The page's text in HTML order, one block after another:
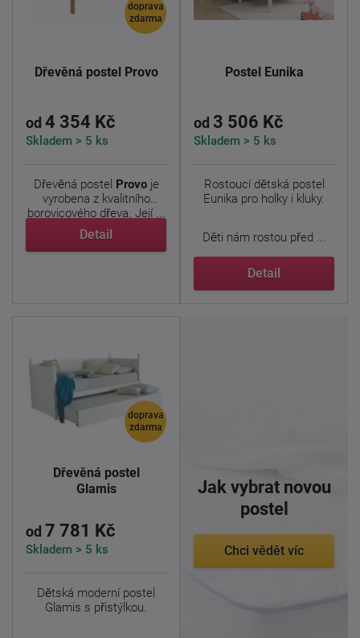
doprava
zdarma
Dřevěná postel Provo
od 4 354 Kč
Skladem > 5 ks
Dřevěná postel Provoje
vyrobena z kvalitního
borovicového dřeva. Její ...
Detail
Postel Eunika
od 3 506 Kč
Skladem > 5 ks
Rostoucí dětská postel
Eunika pro holky i kluky.
Děti nám rostou před ...
Detail
doprava
zdarma
Dřevěná postel
Glamis
od 7 781 Kč
Skladem > 5 ks
Dětská moderní postel
Glamis s přistýlkou.
Jak vybrat novou
postel
Chci vědět víc